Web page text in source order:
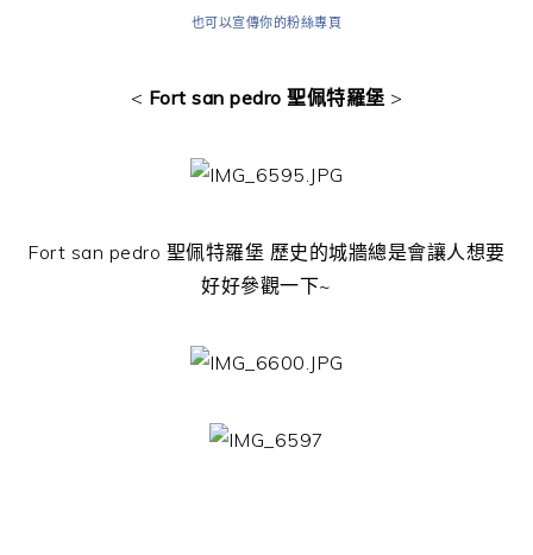
也可以宣傳你的粉絲專頁
< Fort san pedro 聖佩特羅堡 >
Fort san pedro 聖佩特羅堡 歷史的城牆總是會讓人想要
好好參觀一下~